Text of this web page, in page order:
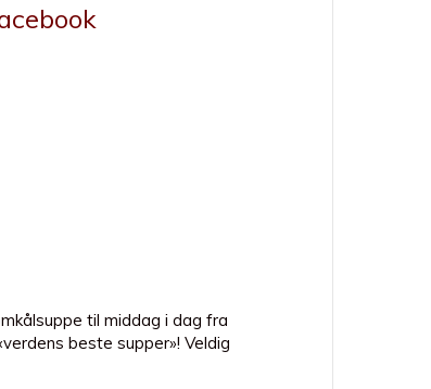
til middag i dag fra
beste supper»! Veldig